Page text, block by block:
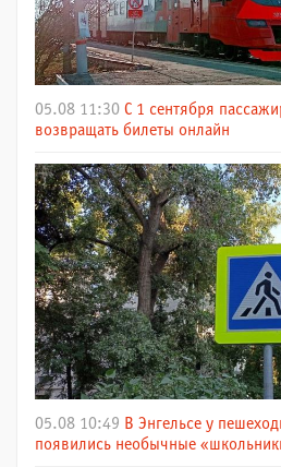
05.08 11:30 С 1 сентября
возвращать билеты онлайн
05.08 10:49 В Энгельсе у
появились необычные